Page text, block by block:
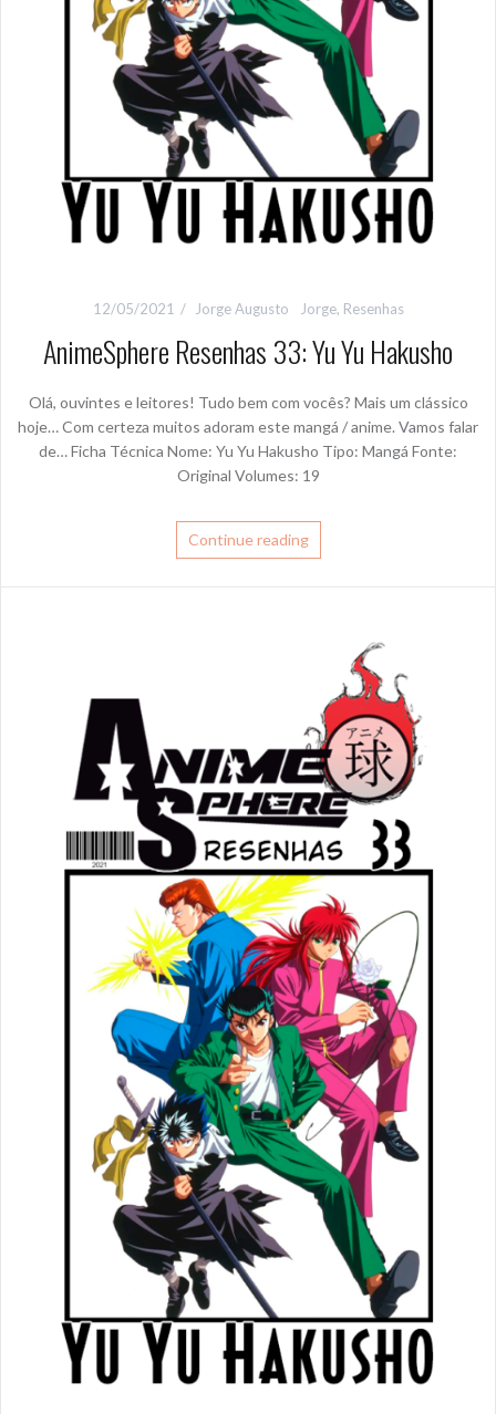
12/05/2021 Jorge Augusto Jorge, Resenhas
AnimeSphere Resenhas 33: Yu Yu Hakusho
Olá, ouvintes e leitores! Tudo bem com vocês? Mais um clássico
hoje… Com certeza muitos adoram este mangá / anime. Vamos falar
de… Ficha Técnica Nome: Yu Yu Hakusho Tipo: Mangá Fonte:
Original Volumes: 19
Continue reading